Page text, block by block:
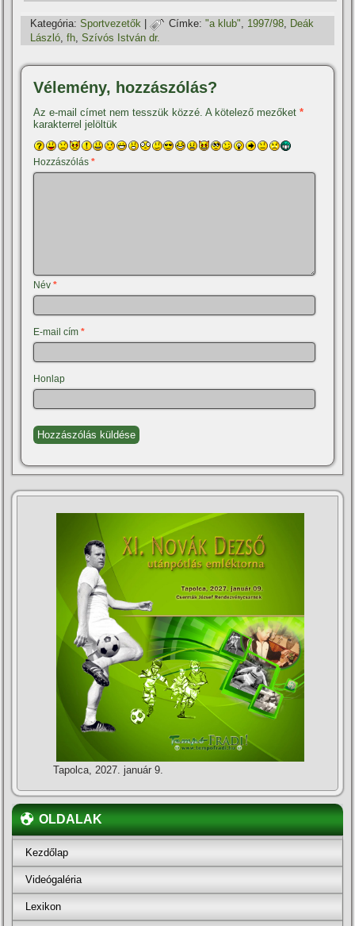
Kategória: Sportvezetők | Címke: "a klub", 1997/98, Deák
László ,fh ,Szí­vós István dr.
Vélemény, hozzászólás?
Az e-mail címet nem tesszük közzé. A kötelező mezőket*
karakterrel jelöltük
Hozzászólás*
Név*
E-mail cím*
Honlap
Tapolca, 2027. január 9.
OLDALAK
Kezdőlap
Videógaléria
Lexikon